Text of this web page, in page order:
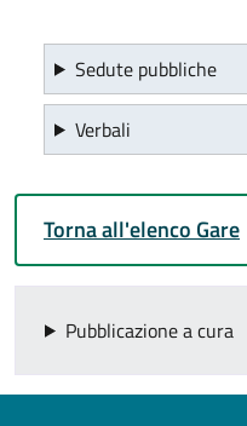
Sedute pubbliche
Verbali
Torna all'elenco Gare
Pubblicazione a cura